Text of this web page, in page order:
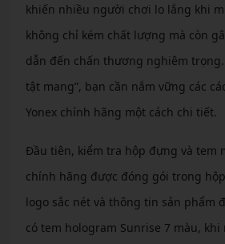
khiến nhiều người chơi lo lắng khi
không chỉ kém chất lượng mà còn
dẫn đến chấn thương nghiêm
tật mang”, bạn cần nắm vững các
Yonex chính hãng một cách chi tiết.
Đầu tiên, kiểm tra hộp đựng và tem
chính hãng được đóng gói trong
logo sắc nét và thông tin sản phẩm
có tem hologram Sunrise 7 màu,